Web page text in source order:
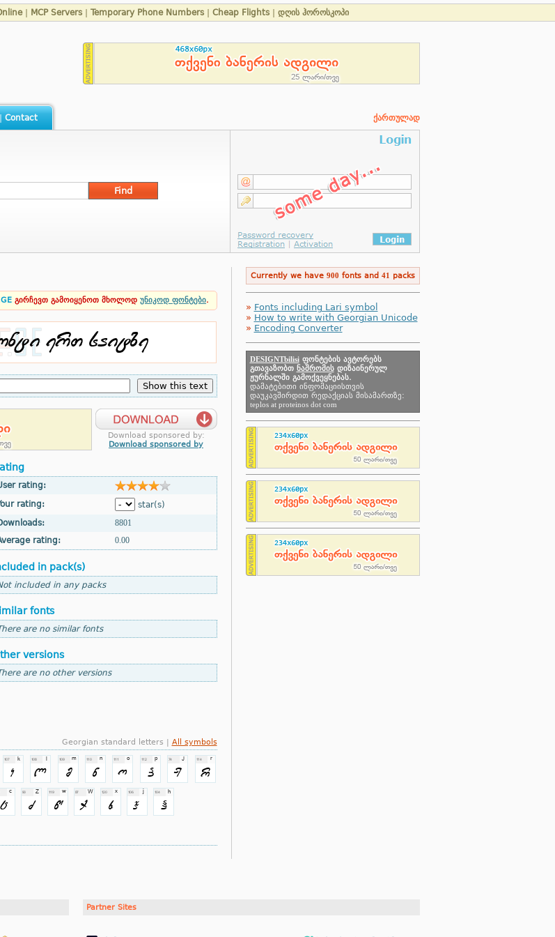
| MCP Servers Temporary Phone Numbers Cheap Flights დღის ჰოროსკოპი
Contact ქართულად
GE გირჩევთ გამოიყენოთ მხოლოდ უნიკოდ ფონტები.
Download sponsored by:
Download sponsored by
rating:
rating:
star(s)
8801
rating:
0.00
in pack(s)
included in any packs
fonts
are no similar fonts
versions
are no other versions
Georgian standard letters | All symbols
Currently we have 900 fonts and 41 packs
» Fonts including Lari symbol
» How to write with Georgian Unicode
» Encoding Converter
DESIGNTbilisiფონტების ავტორებს
გთავაზობთ ნაშრომისდიზაინერულ
ჟურნალში გამოქვეყნებას.
დამატებითი ინფომაციისთვის
დაუკავშირდით რედაქციას მისამართზე:
teplos at proteinos dot com
Partner Sites